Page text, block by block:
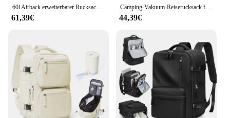
60l Airback erweiterbarer Rucksack mit Luftpumpe Vakuum kompression airbag Rucksack Männer Frauen Handgepäck Business Rucksack Schult asche
61,39€
Camping-Vakuum-Reiserucksack für Damen und Herren, Studenten-Reise-Kabinen-Vakuum-Kompressionsrucksack, 15,6-Zoll-Laptop-Rucksack, Schultasche
44,39€